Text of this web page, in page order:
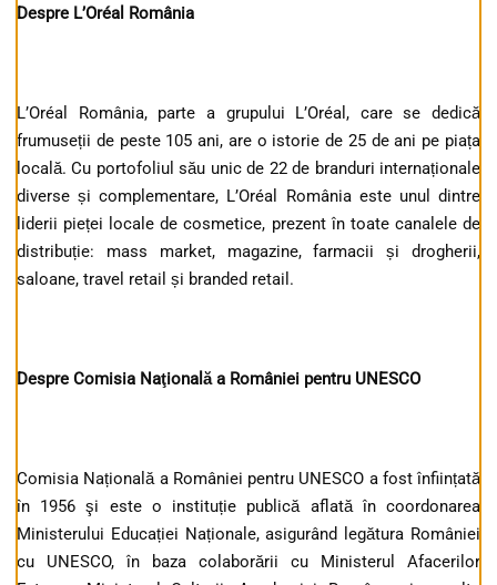
Despre L’Oréal România
L’Oréal România, parte a grupului L’Oréal, care se dedică
frumuseții de peste 105 ani, are o istorie de 25 de ani pe piața
locală. Cu portofoliul său unic de 22 de branduri internaționale
diverse și complementare, L’Oréal România este unul dintre
liderii pieței locale de cosmetice, prezent în toate canalele de
distribuție: mass market, magazine, farmacii și drogherii,
saloane, travel retail și branded retail.
Despre Comisia Naţională a României pentru UNESCO
Comisia Națională a României pentru UNESCO a fost înființată
în 1956 şi este o instituție publică aflată în coordonarea
Ministerului Educației Naționale, asigurând legătura României
cu UNESCO, în baza colaborării cu Ministerul Afacerilor